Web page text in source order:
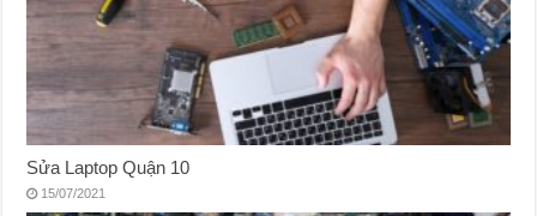
Sửa Laptop Quận 10
15/07/2021